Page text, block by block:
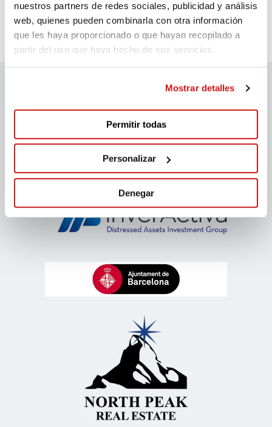
nuestros partners de redes sociales, publicidad y análisis
web, quienes pueden combinarla con otra información
que les haya proporcionado o que hayan recopilado a
partir del uso que haya hecho de sus servicios.
Mostrar detalles
Permitir todas
Personalizar
Denegar